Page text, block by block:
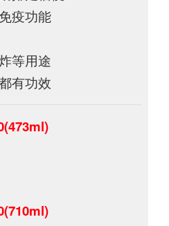
疫功能
等用途
有功效